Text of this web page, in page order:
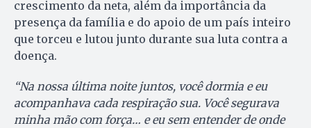
crescimento da neta, além da importância da
presença da família e do apoio de um país inteiro
que torceu e lutou junto durante sua luta contra a
doença.
“Na nossa última noite juntos, você dormia e eu
acompanhava cada respiração sua. Você segurava
minha mão com força… e eu sem entender de onde